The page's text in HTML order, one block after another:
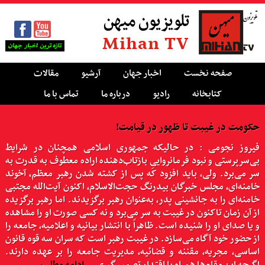
تلویزیون میهن
Mihan TV
صفحه نخست اخبار جهان آرشیو
مقالات
کتابخانه
رادیو درباره ما تماس با ما
حکومت در غیبت تا ظهور در قیامت!
فیروز نجومی : در حالیکه جمهوری اسلامی همچنان در شرایط
بی‌سرپرستی و نبود فرمانرواییِ بازتاب‌دهنده اراده معطوف به قدرت به
سر می‌برد. ولی، باید افزود که پس از کشته شدن رهبر معظم، آخوند
خامنه‌ای، مجلس خبرگان بیدرنگ حجت‌الاسلام، اکنون آیت‌الله مجتبی
خامنه‌ای را به جانشینی پدر، به‌عنوان رهبر برگزیدند. اما رهبر برگزیده
از آن زمان تاکنون در غیبت به سر می‌برد و نه کسی صورت او را مشاهده
و یا صدای او را شنیده است. ظاهراً با انتشار بیانیه و اعلامیه، جامعه را
از حضور خود آگاه می‌سازد. در غیبت رهبر است که سران سه قوه قانون
اساسی، مجریه، مقننه و قضائیه، مدیریت جامعه را بر عهده دارند.